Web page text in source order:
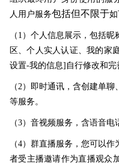
人用户服务包括但不限于如
（1）个人信息展示，包括
区、个人实人认证、我的家
设置-我的信息]自行修改和完
（2）即时通讯，含创建单
等服务。
（3）音视频服务，含语音电
（4）群直播服务，您可以
者受主播邀请作为直播观众